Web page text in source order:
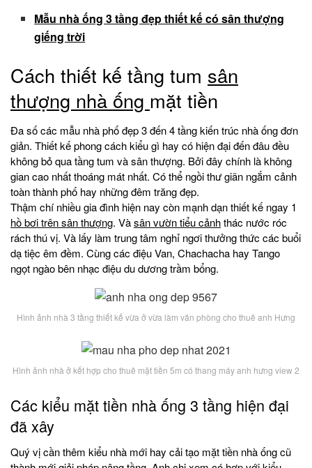
Mẫu nhà ống 3 tầng đẹp thiết kế có sân thượng
giếng trời
Cách thiết kế tầng tum sân
thượng nhà ống mặt tiền
Đa số các mẫu nhà phố đẹp 3 đến 4 tầng kiến trúc nhà ống đơn
giản. Thiết kế phong cách kiểu gì hay có hiện đại đến đâu đều
không bỏ qua tầng tum và sân thượng. Bởi đây chính là không
gian cao nhất thoáng mát nhất. Có thể ngồi thư giãn ngắm cảnh
toàn thành phố hay những đêm trăng đẹp.
Thậm chí nhiều gia đình hiện nay còn mạnh dạn thiết kế ngay 1
hồ bơi trên sân thượng. Vàsân vườn tiểu cảnhthác nước róc
rách thú vị. Và lấy làm trung tâm nghỉ ngơi thưởng thức các buổi
dạ tiệc êm đềm. Cùng các điệu Van, Chachacha hay Tango
ngọt ngào bên nhạc điệu du dương trầm bổng.
Hình ảnh nhà 3 tầng thiết kế vừa ở vừa làm văn phòng cho thuê anh Hưng
Hình ảnh nhà ở kết hợp cho thuê mặt tiền 5m có thang máy anh hưng view 2
Các kiểu mặt tiền nhà ống 3 tầng hiện đại
đã xây
Quý vị cần thêm kiểu nhà mới hay cải tạo mặt tiền nhà ống cũ